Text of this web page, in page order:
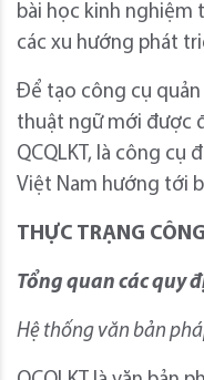
bài học kinh nghiệm
các xu hướng phát
Để tạo công cụ
thuật ngữ mới được
QCQLKT, là công cụ
Việt Nam hướng tới
THỰC TRẠNG
Tổng quan các quy
Hệ thống văn bản